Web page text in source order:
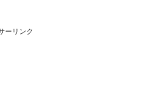
ーリンク